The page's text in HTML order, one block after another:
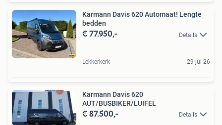
Karmann Davis 620 Automaat! Lengte
bedden
€ 77.950,- Details
Lekkerkerk 29 jul 26
Karmann Davis 620
AUT/BUSBIKER/LUIFEL
€ 87.500,- Details